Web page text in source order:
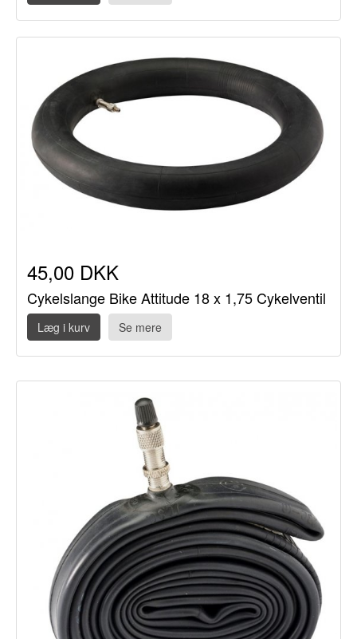
45,00 DKK
Cykelslange Bike Attitude 18 x 1,75 Cykelventil
Læg i kurv Se mere